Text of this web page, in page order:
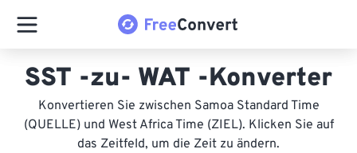
SST -zu- WAT -Konverter
Konvertieren Sie zwischen Samoa Standard Time
(QUELLE) und West Africa Time (ZIEL). Klicken Sie auf
das Zeitfeld, um die Zeit zu ändern.